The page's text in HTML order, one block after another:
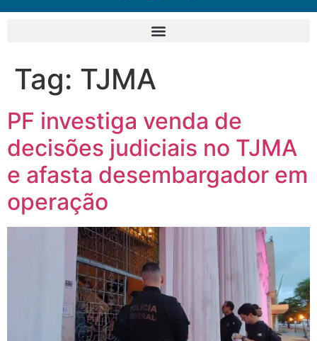
Tag: TJMA
PF investiga venda de
decisões judiciais no TJMA
e afasta desembargador em
operação